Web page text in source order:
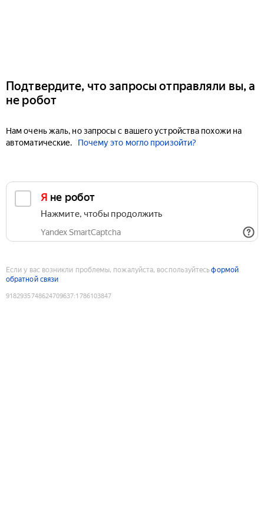
Подтвердите, что запросы отправляли вы, а
не робот
Нам очень жаль, но запросы с вашего устройства похожи на
автоматические.
Почему это могло произойти?
Я не робот
Нажмите, чтобы продолжить
Yandex SmartCaptcha
Если у вас возникли проблемы, пожалуйста, воспользуйтесьформой
обратной связи
9182935748624709637:1786103847